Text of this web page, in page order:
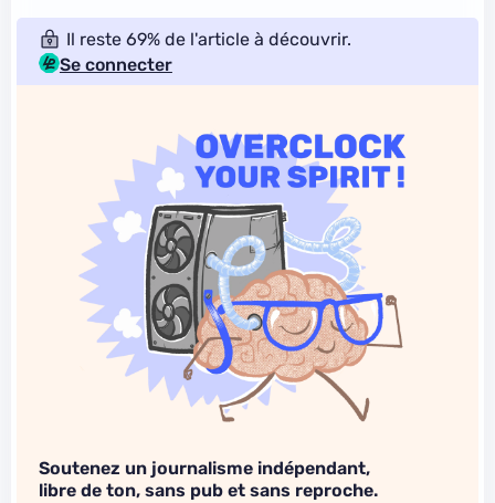
Il reste 69% de l'article à découvrir.
Se connecter
Soutenez un journalisme indépendant,
libre de ton, sans pub et sans reproche.